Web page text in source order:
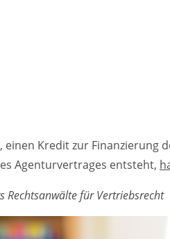
Kredit zur Finanzierung
Agenturvertrages entsteht,
Rechtsanwälte für Vertriebsrecht